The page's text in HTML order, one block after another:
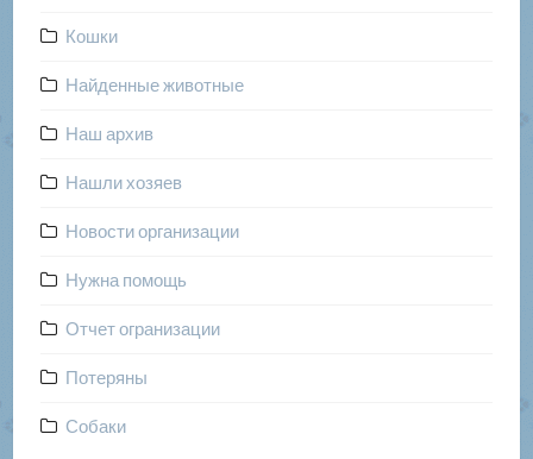
Кошки
Найденные животные
Наш архив
Нашли хозяев
Новости организации
Нужна помощь
Отчет огранизации
Потеряны
Собаки